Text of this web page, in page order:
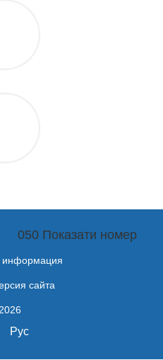
050 Показати номер
информация
сайта
Рус